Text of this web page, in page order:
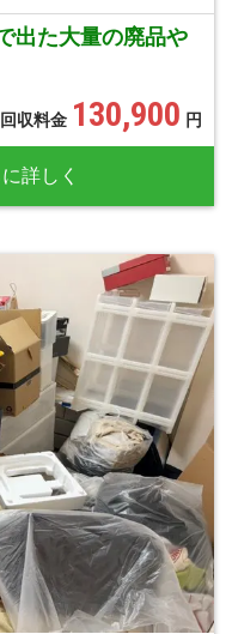
出た大量の廃品や
回収料金 130,900 円
詳しく